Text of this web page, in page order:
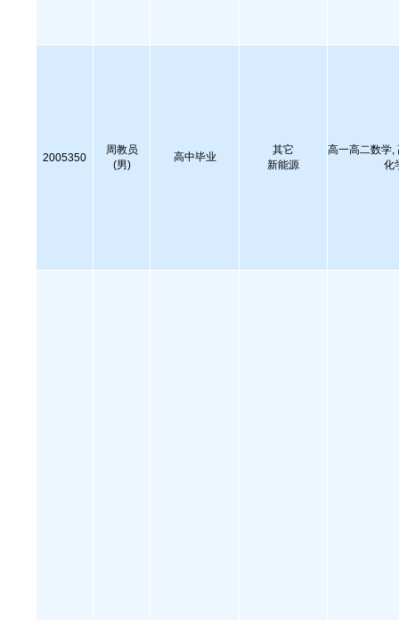
2005350
周教员
(男)
高中毕业
其它
新能源
高一高二数学,
化